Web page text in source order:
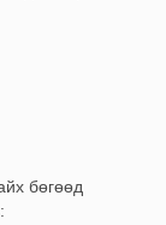
бөгөөд